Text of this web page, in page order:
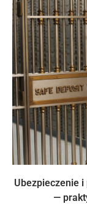
Ubezpieczenie
—